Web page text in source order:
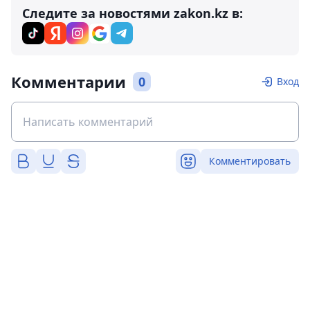
Следите за новостями zakon.kz в:
Комментарии 0 Вход
Комментировать